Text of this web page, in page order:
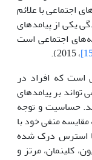
اجتماعی با علائم
یکی از پیامدهای
اجتماعی است
، 2015).
که افراد در
تواند بر پیامدهای
حساسیت و توجه
منفی خود با
استرس درک شده
یون، کلینمان، مرتز و